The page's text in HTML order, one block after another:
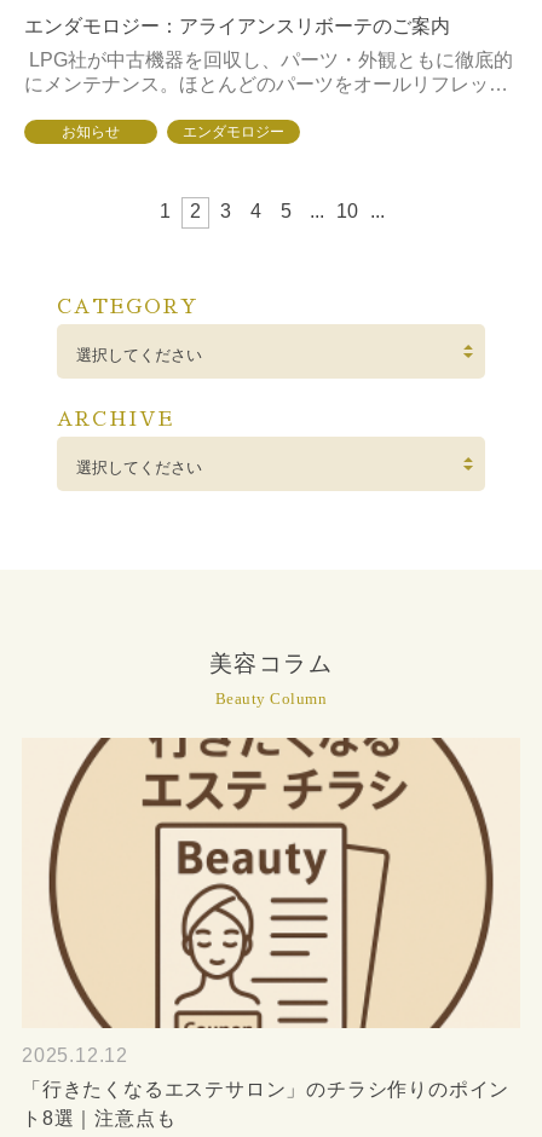
エンダモロジー：アライアンスリボーテのご案内
LPG社が中古機器を回収し、パーツ・外観ともに徹底的
にメンテナンス。ほとんどのパーツをオールリフレッシ
同様のクオリティを実現しました。...
お知らせ エンダモロジー
1 2 3 4 5 ... 10 ...
CATEGORY
選択してください
ARCHIVE
選択してください
美容コラム
Beauty Column
2025.12.12
「行きたくなるエステサロン」のチラシ作りのポイン
ト8選｜注意点も